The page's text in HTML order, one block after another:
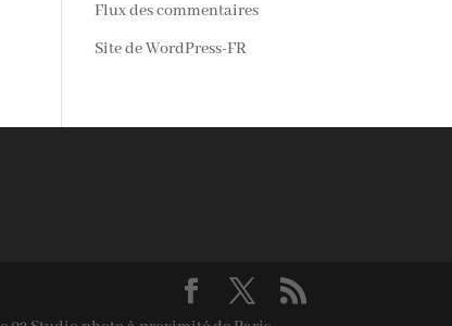
Flux des commentaires
Site de WordPress-FR